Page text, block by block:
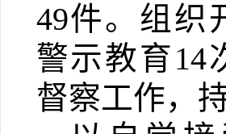
49件。 组织
警示教育14
督察工作，